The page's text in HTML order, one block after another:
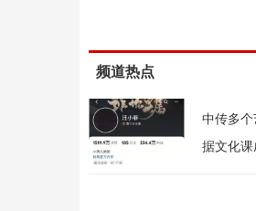
频道热点
中传多
据文化